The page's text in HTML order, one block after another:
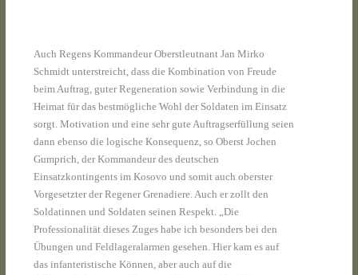
Auch Regens Kommandeur Oberstleutnant Jan Mirko
Schmidt unterstreicht, dass die Kombination von Freude
beim Auftrag, guter Regeneration sowie Verbindung in die
Heimat für das bestmögliche Wohl der Soldaten im Einsatz
sorgt. Motivation und eine sehr gute Auftragserfüllung seien
dann ebenso die logische Konsequenz, so Oberst Jochen
Gumprich, der Kommandeur des deutschen
Einsatzkontingents im Kosovo und somit auch oberster
Vorgesetzter der Regener Grenadiere. Auch er zollt den
Soldatinnen und Soldaten seinen Respekt. „Die
Professionalität dieses Zuges habe ich besonders bei den
Übungen und Feldlageralarmen gesehen. Hier kam es auf
das infanteristische Können, aber auch auf die